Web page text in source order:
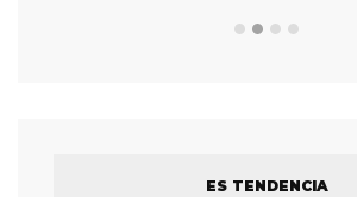
ES TENDENCIA